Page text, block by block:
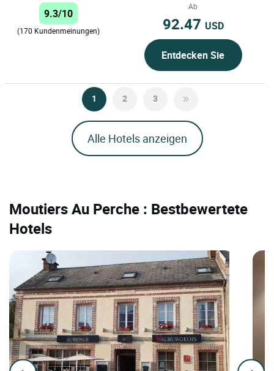
9.3/10
(170 Kundenmeinungen)
Ab
92.47 USD
Entdecken Sie
1 2 3
Alle Hotels anzeigen
Moutiers Au Perche : Bestbewertete
Hotels